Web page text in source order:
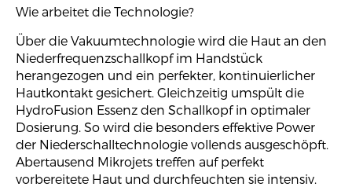
Wie arbeitet die Technologie?
Über die Vakuumtechnologie wird die Haut an den
Niederfrequenzschallkopf im Handstück
herangezogen und ein perfekter, kontinuierlicher
Hautkontakt gesichert. Gleichzeitig umspült die
HydroFusion Essenz den Schallkopf in optimaler
Dosierung. So wird die besonders effektive Power
der Niederschalltechnologie vollends ausgeschöpft.
Abertausend Mikrojets treffen auf perfekt
vorbereitete Haut und durchfeuchten sie intensiv.